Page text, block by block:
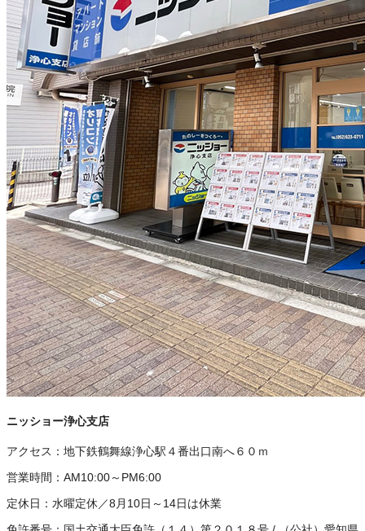
ニッショー浄心支店
アクセス： 地下鉄鶴舞線浄心駅４番出口南へ６０ｍ
営業時間： AM10:00～PM6:00
定休日： 水曜定休／8月10日～14日は休業